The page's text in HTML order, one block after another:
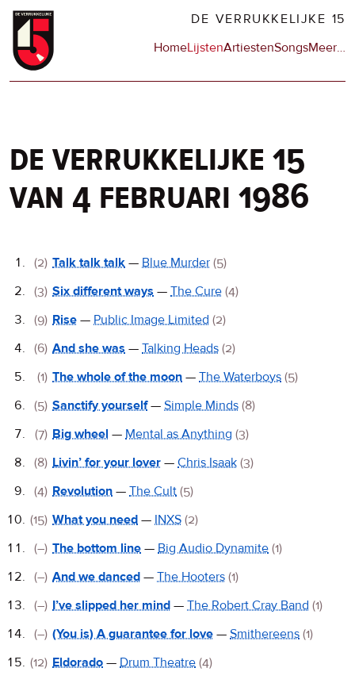
Overslaan
naar
DE VERRUKKELIJKE 15
Hoofdnavigatie
HomeLijstenArtiestenSongsMeerop
…
de verrukkelijke 15
van 4 februari 1986
De
Verrukkelijke
15
(2) Talk talk talk — Blue Murder (5)
(3) Six different ways — The Cure (4)
(9) Rise — Public Image Limited (2)
(6) And she was — Talking Heads (2)
(1) The whole of the moon — The Waterboys (5)
(5) Sanctify yourself— Simple Minds (8)
(7) Big wheel — Mental as Anything (3)
(8) Livin’ for your lover — Chris Isaak (3)
(4) Revolution — The Cult (5)
(15) What you need — INXS (2)
(–) The bottom line — Big Audio Dynamite (1)
(–) And we danced — The Hooters (1)
(–) I’ve slipped her mind — The Robert Cray Band (1)
(–) (You is) A guarantee for love — Smithereens (1)
(12) Eldorado — Drum Theatre (4)